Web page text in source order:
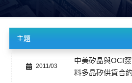
主題
2011/03
中美矽晶與OCI
料多晶矽供貨合約